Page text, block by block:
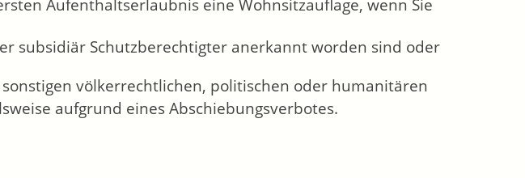
Aufenthaltserlaubnis eine Wohnsitzauflage, wenn Sie
subsidiär Schutzberechtigter anerkannt worden sind oder
völkerrechtlichen, politischen oder humanitären
aufgrund eines Abschiebungsverbotes.